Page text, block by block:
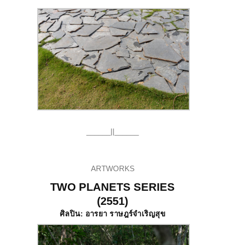
______||______
ARTWORKS
TWO PLANETS SERIES
(2551)
ศิลปิน: อารยา ราษฎร์จำเริญสุข